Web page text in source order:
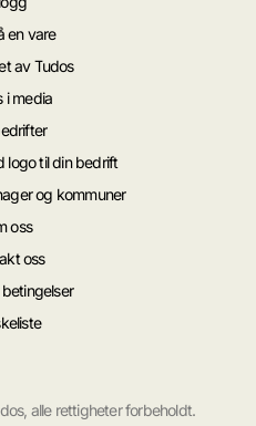
en vare
av Tudos
i media
logo til din bedrift
og kommuner
oss
oss
alle rettigheter forbeholdt.